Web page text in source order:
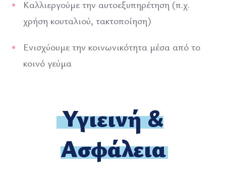
Καλλιεργούμε την αυτοεξυπηρέτηση (π.χ.
χρήση κουταλιού, τακτοποίηση)
Ενισχύουμε την κοινωνικότητα μέσα από το
κοινό γεύμα
Υγιεινή &
Ασφάλεια